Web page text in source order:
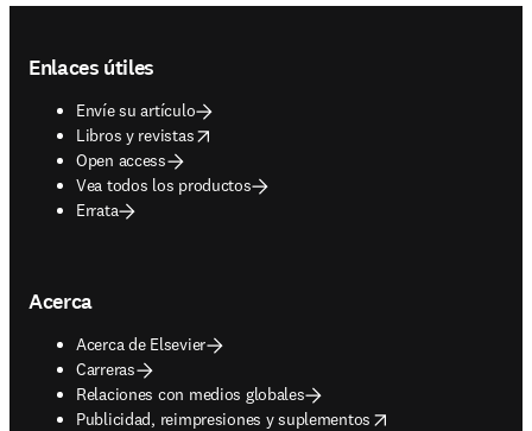
Enlaces útiles
Envíe su artículo
Libros y revistas
opens in new tab/window
Open access
Vea todos los productos
Errata
Acerca
Acerca de Elsevier
Carreras
Relaciones con medios globales
Publicidad, reimpresiones y suplementos
opens in new tab/window